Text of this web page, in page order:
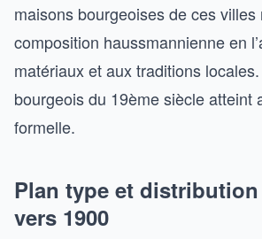
maisons bourgeoises de ces
composition haussmannienne en
matériaux et aux traditions locales.
bourgeois du 19ème siècle atteint
formelle.
Plan type et
vers 1900